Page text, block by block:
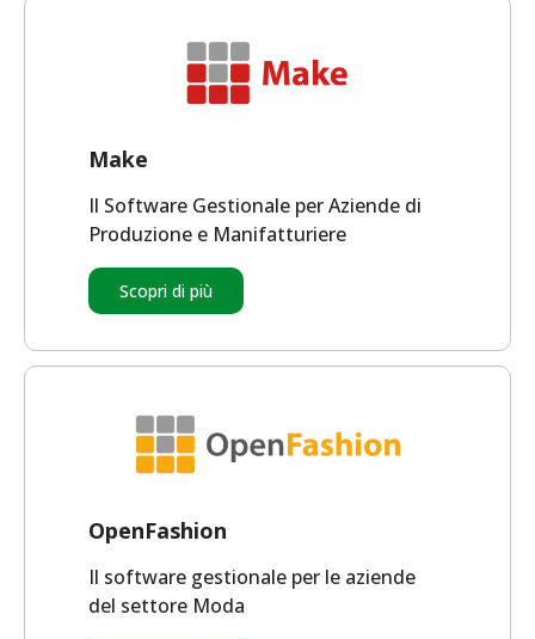
Make
Il Software Gestionale per Aziende di
Produzione e Manifatturiere
Scopri di più
OpenFashion
Il software gestionale per le aziende
del settore Moda